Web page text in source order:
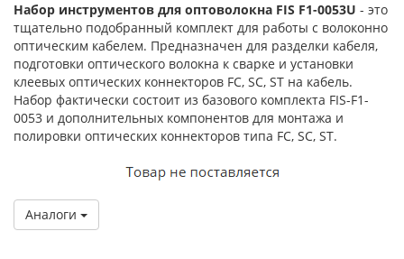
Набор инструментов для оптоволокна FIS F1-0053U - это
тщательно подобранный комплект для работы с волоконно
оптическим кабелем. Предназначен для разделки кабеля,
подготовки оптического волокна к сварке и установки
клеевых оптических коннекторов FC, SC, ST на кабель.
Набор фактически состоит из базового комплекта FIS-F1-
0053 и дополнительных компонентов для монтажа и
полировки оптических коннекторов типа FC, SC, ST.
Аналоги